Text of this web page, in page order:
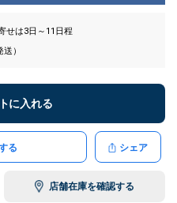
せは3日～11日程
）
に入れる
る シェア
店舗在庫を確認する